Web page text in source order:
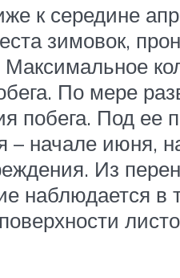
к середине
зимовок,
По мере
побега. Под
начале июня,
Из
наблюдается в